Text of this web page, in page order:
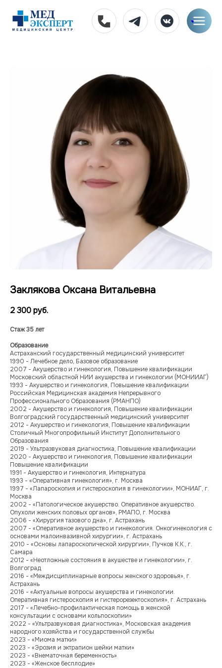
Заклякова Оксана Витальевна
2 300руб.
Стаж 35 лет
Образование
Астраханский государственный медицинский университет
1990 - Лечебное дело, Базовое образование
2007 - Акушерство и гинекология, Повышение квалификации
Московский областной НИИ акушерства и гинекологии (МОНИИАГ)
1993 - Акушерство и гинекология, Повышение квалификации
Российская Медицинская академия Непрерывного
Профессионального Образования (РМАНПО)
2002 - Акушерство и гинекология, Повышение квалификации
Волгоградский государственный медицинский университет
2012 - Акушерство и гинекология, Повышение квалификации
Столичный Многопрофильный Институт Дополнительного
Образования
2019 - Ультразвуковая диагностика, Повышение квалификации
2020 - Акушерство и гинекология, Повышение квалификации
Повышение квалификации
1991 - Акушерство и гинекология, Интернатура
1993 - «Оперативная гинекология», г. Москва
1997 - «Лапароскопия и гистероскопия в гинекологии», МОНИАГ, г.
Москва
2002 - «Патологическое акушерство. Оперативное акушерство.
Опухоли женских половых органов», РМАПО, г. Москва
2006 - «Хирургия тазового дна», г. Астрахань
2007 - «Оперативное акушерство и гинекология. Онкогинекология с
основами малоинвазивной хирургии», г. Астрахань
2010 - «Основы лапароскопической хирургии», Пучков К.К., г.
Самара
2012 - «Неотложные состояния в акушестве и гинекологии», г.
Волгоград
2016 - «Междисциплинарные вопросы женского здоровья», г.
Астрахань
2016 - «Актуальные вопросы акушерства и гинекологии.
Оперативная гистероскопия и гистерорезектоскопия», г. Астрахань
2017 - «Лечебно-профилактическая помощь в женской
консультации с основами кольпоскопии»
2022 - «Ультразвуковая диагностика», Московская академия
народного хозяйства и государственной службы
2023 - «Миома матки»
2023 - «Эрозия и эктрапион шейки матки»
2023 - «Внематочная беременность»
2023 - «Женское бесплодие»
Меню
Многопрофильный медицинский центр
ООО «МЕДЭКСПЕРТ»
ИНН 9103083936/
КПП 910201001
Лицензия № Л041-01177-91/00664323;
от 17.07.2023;